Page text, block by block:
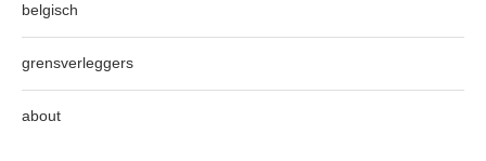
belgisch
grensverleggers
about